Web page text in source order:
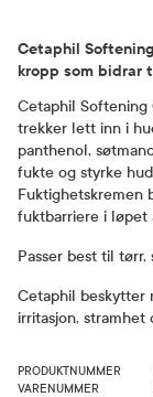
Cetaphil
kropp som bidrar
Cetaphil Softening
trekker lett inn i
panthenol,
fukte og styrke
Fuktighetskremen
fuktbarriere i løpet
Passer best til
Cetaphil beskytter
irritasjon, stramhet
PRODUKTNUMMER
VARENUMMER